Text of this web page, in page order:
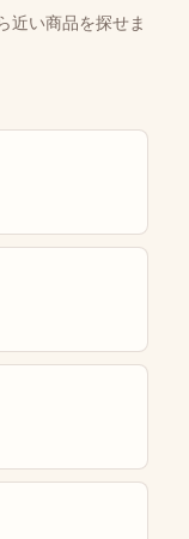
近い商品を探せま